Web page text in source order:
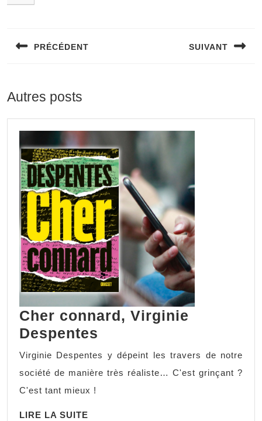
PRÉCÉDENT SUIVANT
Autres posts
Cher connard, Virginie
Despentes
Virginie Despentes y dépeint les travers de notre
société de manière très réaliste… C'est grinçant ?
C'est tant mieux !
LIRE LA SUITE